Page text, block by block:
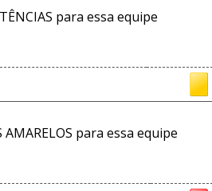
para essa equipe
AMARELOS para essa equipe